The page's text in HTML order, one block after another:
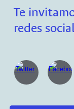
Te
redes